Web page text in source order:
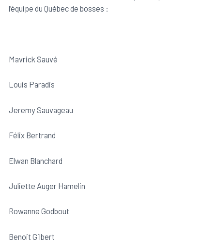
l’équipe du Québec de bosses :
Mavrick Sauvé
Louis Paradis
Jeremy Sauvageau
Félix Bertrand
Elwan Blanchard
Juliette Auger Hamelin
Rowanne Godbout
Benoit Gilbert